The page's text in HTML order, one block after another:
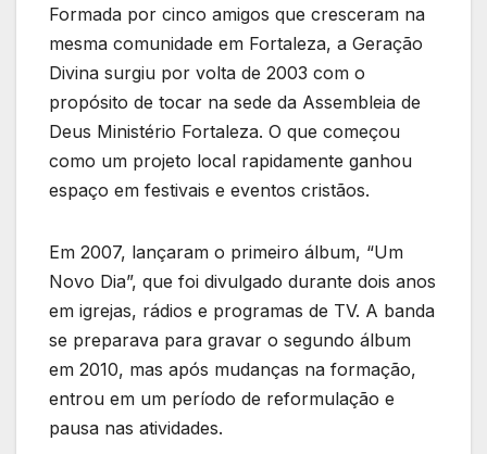
Formada por cinco amigos que cresceram na
mesma comunidade em Fortaleza, a Geração
Divina surgiu por volta de 2003 com o
propósito de tocar na sede da Assembleia de
Deus Ministério Fortaleza. O que começou
como um projeto local rapidamente ganhou
espaço em festivais e eventos cristãos.
Em 2007, lançaram o primeiro álbum, “Um
Novo Dia”, que foi divulgado durante dois anos
em igrejas, rádios e programas de TV. A banda
se preparava para gravar o segundo álbum
em 2010, mas após mudanças na formação,
entrou em um período de reformulação e
pausa nas atividades.